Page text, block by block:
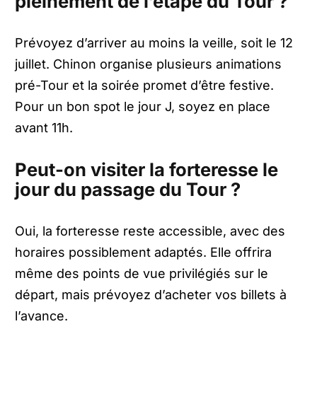
Prévoyez d’arriver au moins la veille, soit le 12
juillet. Chinon organise plusieurs animations
pré-Tour et la soirée promet d’être festive.
Pour un bon spot le jour J, soyez en place
avant 11h.
Peut-on visiter la forteresse le
jour du passage du Tour ?
Oui, la forteresse reste accessible, avec des
horaires possiblement adaptés. Elle offrira
même des points de vue privilégiés sur le
départ, mais prévoyez d’acheter vos billets à
l’avance.